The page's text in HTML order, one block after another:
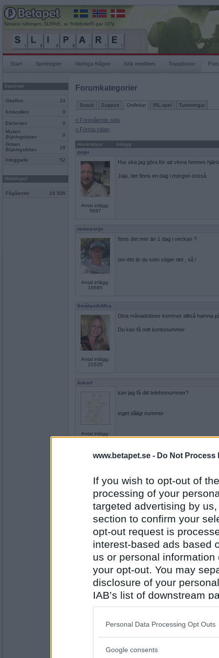
www.betapet.se - Do Not Process
If you wish to opt-out of
processing of your
targeted advertising by
section to confirm your
opt-out request is
interest-based ads based
us or personal
your opt-out. You may
disclosure of your
IAB’s list of downstream
also be disclosed by us
Downstream Participants
Please note that this
Personal Data Processing Opt Outs
Google consents
Senaste rullningen, SLIPArE, av Rollebolle65 gav 107p
Start Spelregler Vanliga frågor Sök medlem Topplistor
Spelrum
Giraffen 24
Krokodilen 0
Elefanten
0
Musen
Böjningslistan
0
Grisen
Böjningslistan
28
Inloggade 52
Mobilspel
Pågående 18 506
Forumkategorier
Snack Support Ordlekar IRL-spel Turneringar
« Föregående sida
« Första sidan
Användare
Inlägg
pogu
Antal inlägg:
5687
Hur ska jag göra för att vinna hennes
Jaja, det finns en dag i morgon också
remvanrijn
Antal inlägg:
16685
finns det mer än 1 dag i veckan ?
om det är du som säger det , så !
SmålandsMira
Antal inlägg:
22535
Dina månadslöner kommer alltså hamna
Du kan få mitt kontonummer
åskarl
Antal inlägg:
5826
kan jag få ditt telefonnummer?
inget dåligt nummer
SmålandsMira
Antal inlägg:
22535
Det var mer än jag ville veta faktiskt...
Antal inlägg:
du vet väl vad två gånger tre blir?
svårt med siffror
remvanrijn
ni löser det på nåt sätt